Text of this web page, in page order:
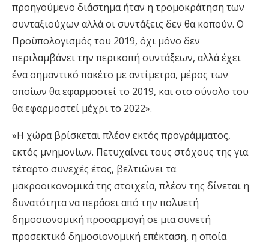
προηγούμενο διάστημα ήταν η τρομοκράτηση των
συνταξιούχων αλλά οι συντάξεις δεν θα κοπούν. Ο
Προϋπολογισμός του 2019, όχι μόνο δεν
περιλαμβάνει την περικοπή συντάξεων, αλλά έχει
ένα σημαντικό πακέτο με αντίμετρα, μέρος των
οποίων θα εφαρμοστεί το 2019, και στο σύνολο του
θα εφαρμοστεί μέχρι το 2022».
»Η χώρα βρίσκεται πλέον εκτός προγράμματος,
εκτός μνημονίων. Πετυχαίνει τους στόχους της για
τέταρτο συνεχές έτος, βελτιώνει τα
μακροοικονομικά της στοιχεία, πλέον της δίνεται η
δυνατότητα να περάσει από την πολυετή
δημοσιονομική προσαρμογή σε μια συνετή
προσεκτικό δημοσιονομική επέκταση, η οποία